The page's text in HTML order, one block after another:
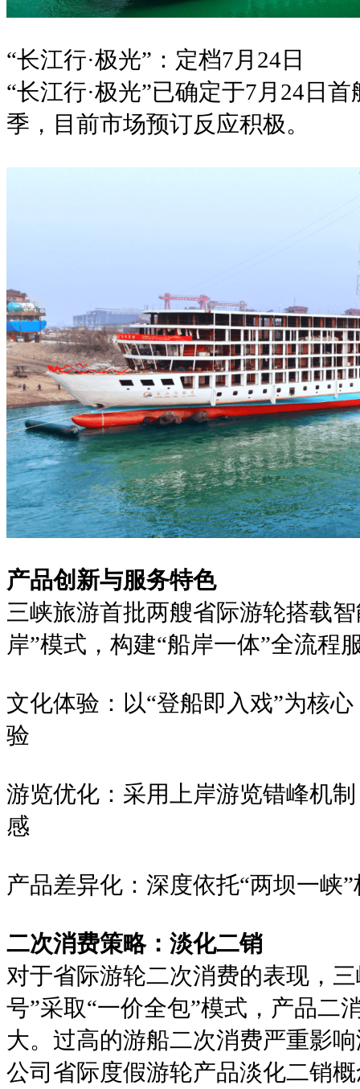
“长江行·极光”：定档7月24日
“长江行·极光”已确定于7月24日
季，目前市场预订反应积极。
产品创新与服务特色
三峡旅游首批两艘省际游轮搭载
岸”模式，构建“船岸一体”全流程
文化体验：以“登船即入戏”为核
验
游览优化：采用上岸游览错峰机
感
产品差异化：深度依托“两坝一峡
二次消费策略：淡化二销
对于省际游轮二次消费的表现，
号”采取“一价全包”模式，产品二
大。过高的游船二次消费严重影
公司省际度假游轮产品淡化二销